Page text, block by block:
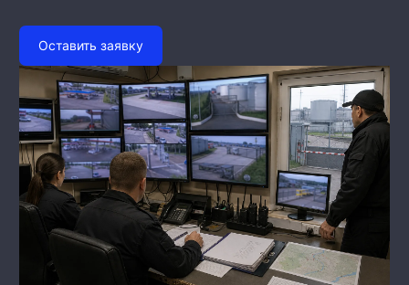
Оставить заявку